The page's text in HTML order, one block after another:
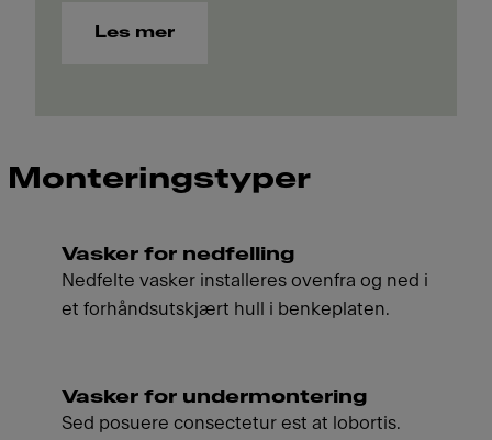
Les mer
Monteringstyper
Vasker for nedfelling
Nedfelte vasker installeres ovenfra og ned i
et forhåndsutskjært hull i benkeplaten.
Vasker for undermontering
Sed posuere consectetur est at lobortis.